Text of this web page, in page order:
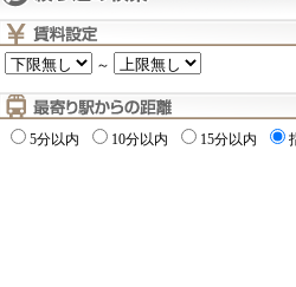
～
5分以内 10分以内 15分以内